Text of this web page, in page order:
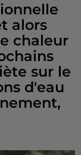
alors
chaleur
sur le
d'eau